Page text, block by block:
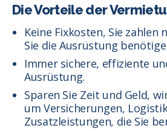
Die Vorteile der
Keine Fixkosten, Sie zahlen
Sie die Ausrüstung
Immer sichere, effiziente
Ausrüstung.
Sparen Sie Zeit und Geld,
um Versicherungen,
Zusatzleistungen, die Sie